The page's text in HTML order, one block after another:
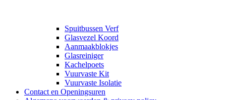
Spuitbussen Verf
Glasvezel Koord
Aanmaakblokjes
Glasreiniger
Kachelpoets
Vuurvaste Kit
Vuurvaste Isolatie
Contact en Openingsuren